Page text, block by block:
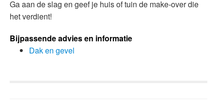
Ga aan de slag en geef je huis of tuin de make-over die
het verdient!
Bijpassende advies en informatie
Dak en gevel